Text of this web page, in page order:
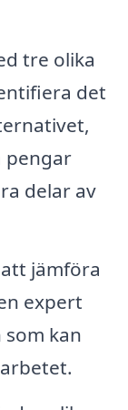
tre olika
det
pengar
delar av
jämföra
expert
kan